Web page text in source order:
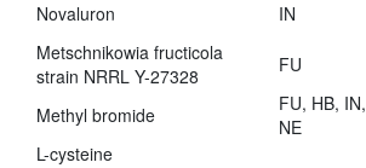
Novaluron
IN
Metschnikowia fructicola
strain NRRL Y-27328
FU
Methyl bromide
FU, HB, IN,
NE
L-cysteine